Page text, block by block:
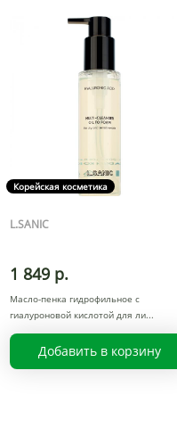
Корейская косметика
L.SANIC
1 849 р.
Масло-пенка гидрофильное с
гиалуроновой кислотой для ли
Добавить в корзину